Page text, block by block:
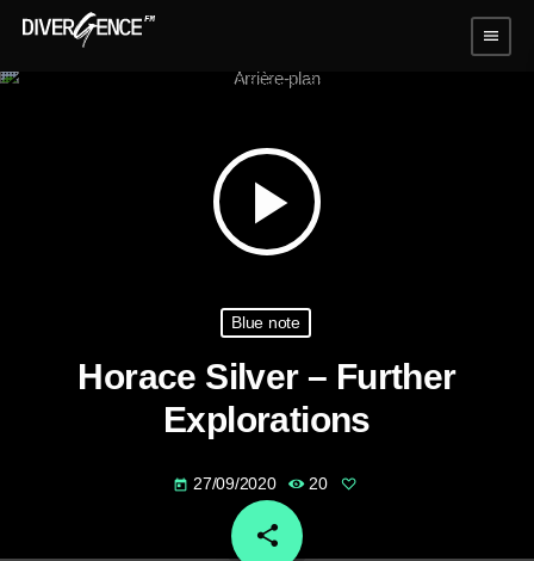
menu
play_arrow
Blue note
Horace Silver – Further
Explorations
today 27/09/2020 20
share
email